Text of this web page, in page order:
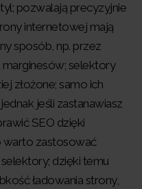
pozwalają precyzyjnie
internetowej mają
sposób, np. przez
marginesów; selektory
złożone; samo ich
jeśli zastanawiasz
SEO dzięki
warto zastosować
dzięki temu
ładowania strony,